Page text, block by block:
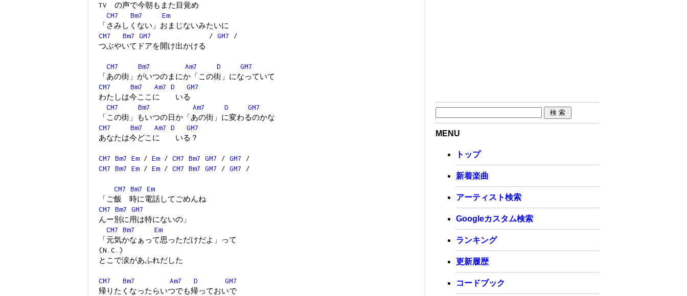
TV の声で今朝もまた目覚め
CM7
Bm7
Em
「さみしくない」おまじないみたいに
CM7
Bm7 GM7 / GM7
/
つぶやいてドアを開け出かける
CM7 Bm7 Am7 D
GM7
「あの街」がいつのまにか「この街」になっていて
CM7
Bm7 Am7 D
GM7
わたしは今ここに いる
CM7
Bm7 Am7 D
GM7
「この街」もいつの日か「あの街」に変わるのかな
CM7
Bm7 Am7 D
GM7
あなたは今どこに いる？
CM7 Bm7 Em / Em / CM7 Bm7 GM7 / GM7
/
CM7
Bm7 Em / Em / CM7 Bm7 GM7 / GM7 /
CM7 Bm7
Em
「ご飯 時に電話してごめんね
CM7
Bm7
GM7
んー別に用は特にないの」
CM7
Bm7
Em
「元気かなぁって思っただけだよ」って
(N.C.)
とこで涙があふれだした
CM7 Bm7 Am7 D
GM7
帰りたくなったらいつでも帰っておいで
MENU
トップ
新着楽曲
アーティスト検索
Googleカスタム検索
ランキング
更新履歴
コードブック